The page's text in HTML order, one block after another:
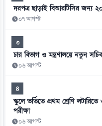
দরপত্র ছাড়াই বিআরটিসির জন্য
০৭ আগস্ট
৩
চার বিভাগ ও মন্ত্রণালয়ে নতুন
০৬ আগস্ট
৪
স্কুলে ভর্তিতে প্রথম শ্রেণি
পরীক্ষা
০৬ আগস্ট